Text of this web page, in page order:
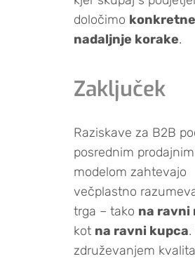
določimo konkretne
nadaljnje korake.
Zaključek
Raziskave za B2B
posrednim prodajnim
modelom zahtevajo
večplastno
trga – tako na ravni
kot na ravni kupca.
združevanjem